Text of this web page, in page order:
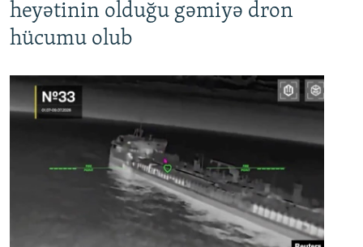
heyətinin olduğu gəmiyə dron
hücumu olub